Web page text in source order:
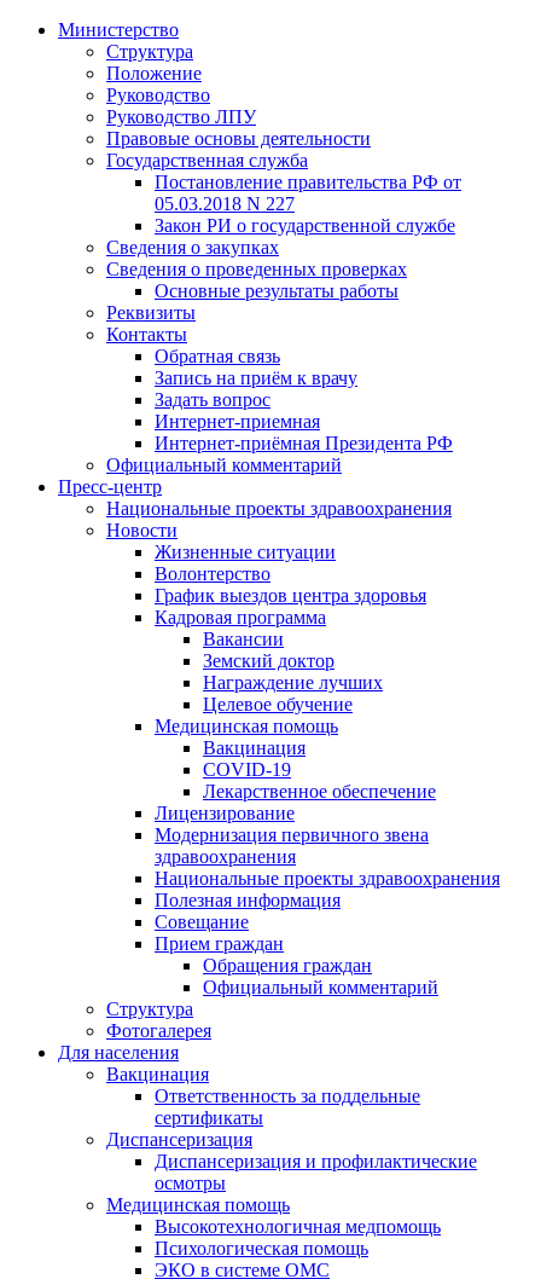
Министерство
Структура
Положение
Руководство
Руководство ЛПУ
Правовые основы деятельности
Государственная служба
Постановление правительства РФ от
05.03.2018 N 227
Закон РИ о государственной службе
Сведения о закупках
Сведения о проведенных проверках
Основные результаты работы
Реквизиты
Контакты
Обратная связь
Запись на приём к врачу
Задать вопрос
Интернет-приемная
Интернет-приёмная Президента РФ
Официальный комментарий
Пресс-центр
Национальные проекты здравоохранения
Новости
Жизненные ситуации
Волонтерство
График выездов центра здоровья
Кадровая программа
Вакансии
Земский доктор
Награждение лучших
Целевое обучение
Медицинская помощь
Вакцинация
COVID-19
Лекарственное обеспечение
Лицензирование
Модернизация первичного звена
здравоохранения
Национальные проекты здравоохранения
Полезная информация
Совещание
Прием граждан
Обращения граждан
Официальный комментарий
Структура
Фотогалерея
Для населения
Вакцинация
Ответственность за поддельные
сертификаты
Диспансеризация
Диспансеризация и профилактические
осмотры
Медицинская помощь
Высокотехнологичная медпомощь
Психологическая помощь
ЭКО в системе ОМС